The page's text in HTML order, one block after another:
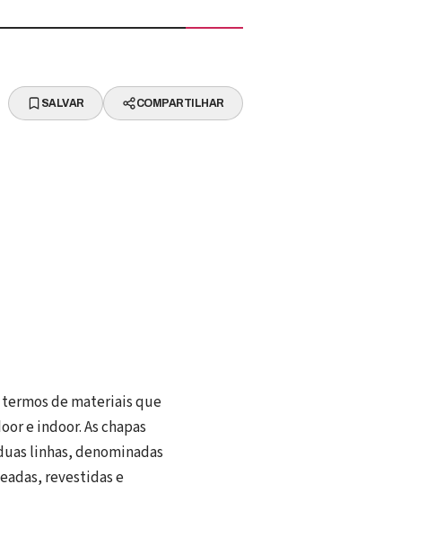
SALVAR COMPARTILHAR
termos de materiais que
e indoor. As chapas
linhas, denominadas
revestidas e